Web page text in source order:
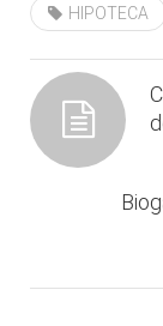
HIPOTECA